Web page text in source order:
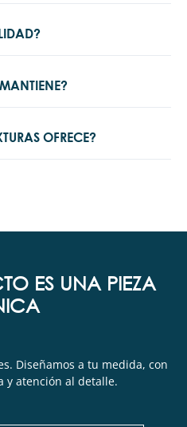
OFRECE?
ES UNA PIEZA
Diseñamos a tu medida, con
y atención al detalle.